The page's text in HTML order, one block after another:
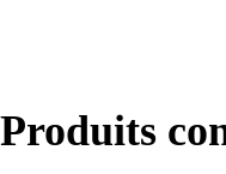
Produits